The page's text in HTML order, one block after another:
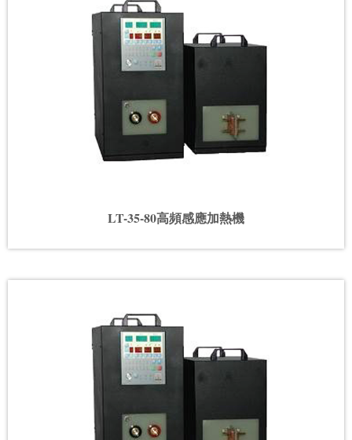
LT-35-80高頻感應加熱機